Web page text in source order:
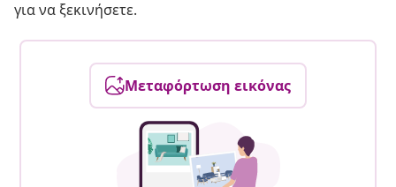
για να ξεκινήσετε.
Μεταφόρτωση εικόνας